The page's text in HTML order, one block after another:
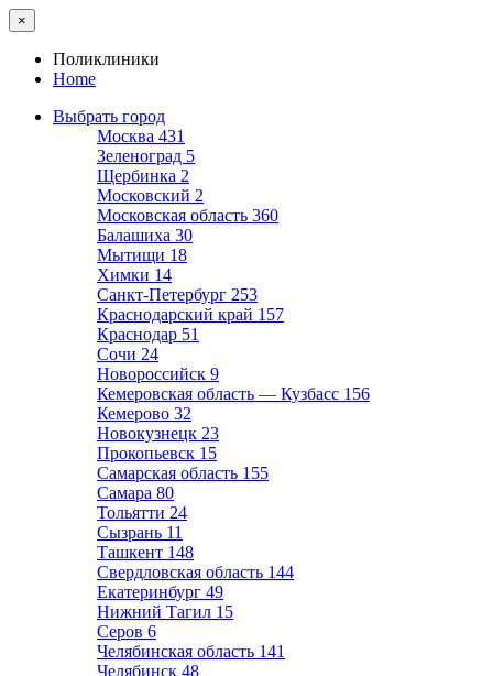
×
Поликлиники
Home
Выбрать город
Москва 431
Зеленоград 5
Щербинка 2
Московский 2
Московская область 360
Балашиха 30
Мытищи 18
Химки 14
Санкт-Петербург 253
Краснодарский край 157
Краснодар 51
Сочи 24
Новороссийск 9
Кемеровская область — Кузбасс 156
Кемерово 32
Новокузнецк 23
Прокопьевск 15
Самарская область 155
Самара 80
Тольятти 24
Сызрань 11
Ташкент 148
Свердловская область 144
Екатеринбург 49
Нижний Тагил 15
Серов 6
Челябинская область 141
Челябинск 48